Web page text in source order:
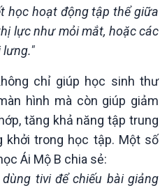
học hoạt động tập thể giữa
lực như mỏi mắt, hoặc các
lưng."
chỉ giúp học sinh thư
hình mà còn giúp giảm
tăng khả năng tập trung
khởi trong học tập. Một số
Ái Mộ B chia sẻ:
tivi để chiếu bài giảng